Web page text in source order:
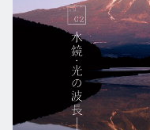
甲信越
近畿